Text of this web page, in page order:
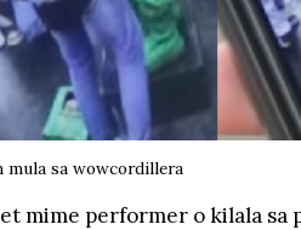
mula sa wowcordillera
mime performer o kilala sa